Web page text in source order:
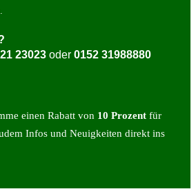
23023 oder 0152 31988880
einen Rabatt von 10 Prozent für
Infos und Neuigkeiten direkt ins